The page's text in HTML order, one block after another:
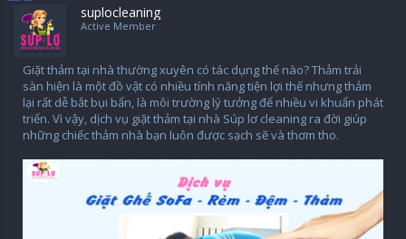
suplocleaning
Active Member
Giặt thảm tại nhà thường xuyên có tác dụng thế nào? Thảm trải
sàn hiện là một đồ vật có nhiều tính năng tiện lợi thế nhưng thảm
lại rất dễ bắt bụi bẩn, là môi trường lý tưởng để nhiều vi khuẩn phát
triển. Vì vậy, dịch vụ giặt thảm tại nhà Súp lơ cleaning ra đời giúp
những chiếc thảm nhà bạn luôn được sạch sẽ và thơm tho.